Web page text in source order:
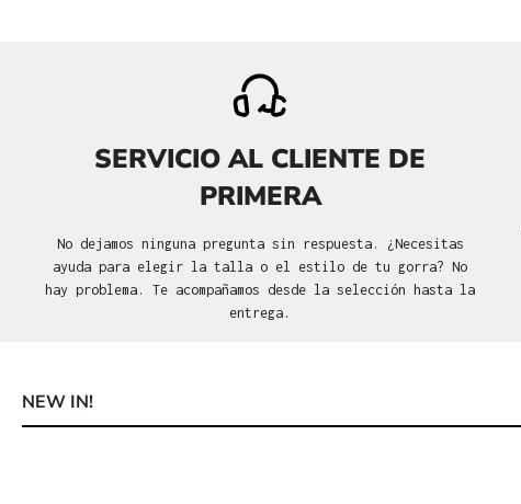
SERVICIO AL CLIENTE DE
PRIMERA
No dejamos ninguna pregunta sin respuesta. ¿Necesitas
ayuda para elegir la talla o el estilo de tu gorra? No
hay problema. Te acompañamos desde la selección hasta la
entrega.
NEW IN!